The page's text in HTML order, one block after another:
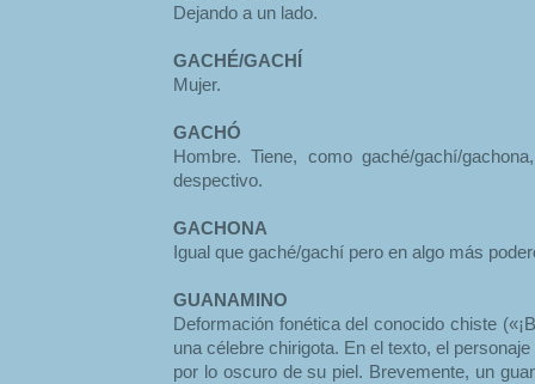
Dejando a un lado.
GACHÉ/GACHÍ
Mujer.
GACHÓ
Hombre. Tiene, como gaché/gachí/
despectivo.
GACHONA
Igual que gaché/gachí pero en algo más
GUANAMINO
Deformación fonética del conocido chiste
una célebre chirigota. En el texto, el
por lo oscuro de su piel. Brevemente, un